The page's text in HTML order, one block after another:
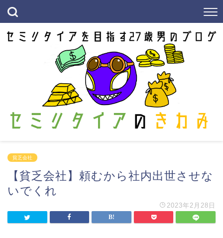
貧乏会社
【貧乏会社】頼むから社内出世させな
いでくれ
2023年2月28日